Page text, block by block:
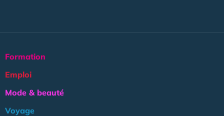
Formation
Emploi
Mode & beauté
Voyage